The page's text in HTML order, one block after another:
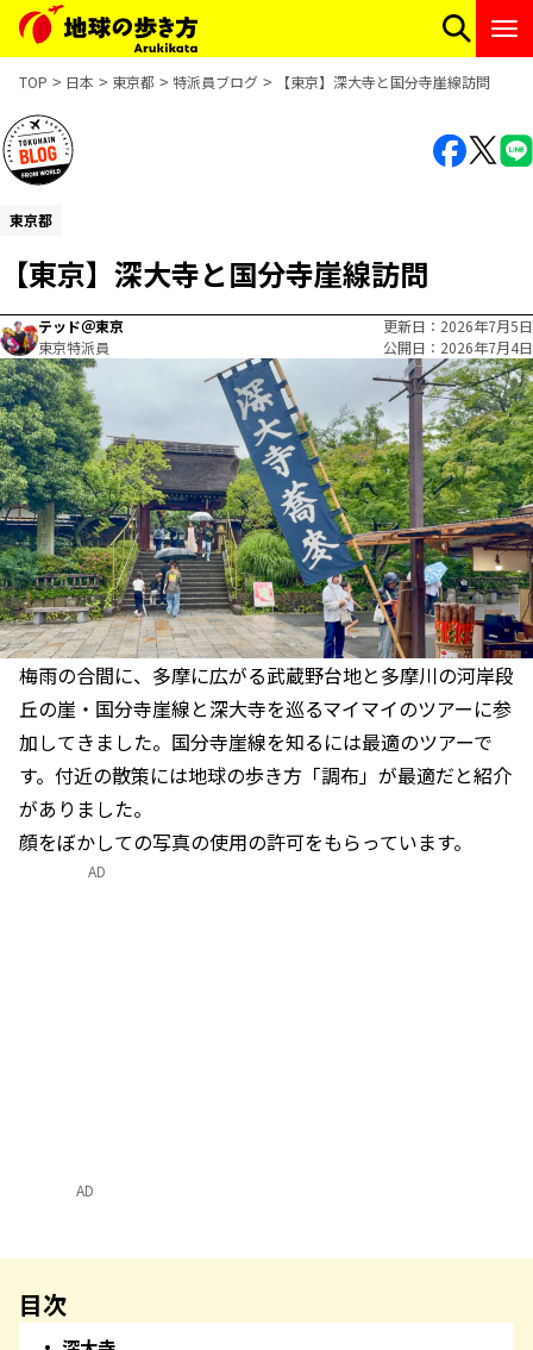
TOP 日本 東京都 特派員ブログ 【東京】深大寺と国分寺崖線訪問
東京都
【東京】深大寺と国分寺崖線訪問
テッド＠東京
東京特派員
更新日
2026年7月5日
公開日
2026年7月4日
梅雨の合間に、多摩に広がる武蔵野台地と多摩川の河岸段
丘の崖・国分寺崖線と深大寺を巡るマイマイのツアーに参
加してきました。国分寺崖線を知るには最適のツアーで
す。付近の散策には地球の歩き方「調布」が最適だと紹介
がありました。
顔をぼかしての写真の使用の許可をもらっています。
AD
目次
AD